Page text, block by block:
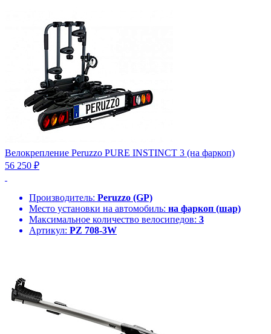
Велокрепление Peruzzo PURE INSTINCT 3 (на фаркоп)
56 250 ₽
Производитель: Peruzzo (GP)
Место установки на автомобиль: на фаркоп (шар)
Максимальное количество велосипедов: 3
Артикул: PZ 708-3W